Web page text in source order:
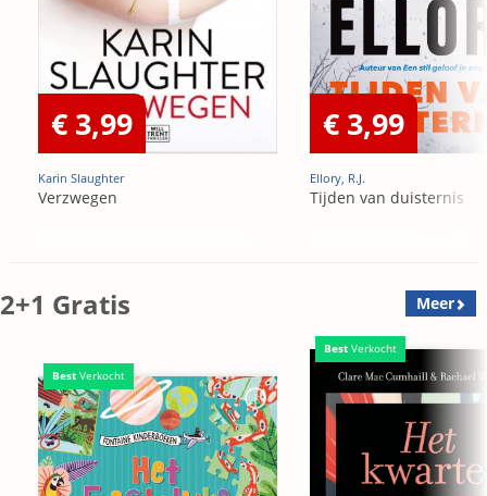
€ 3,99
Karin Slaughter
Verzwegen
€ 3,99
Ellory, R.J.
Tijden van duisternis
2+1 Gratis Meer
Best Verkocht
Best Verkocht